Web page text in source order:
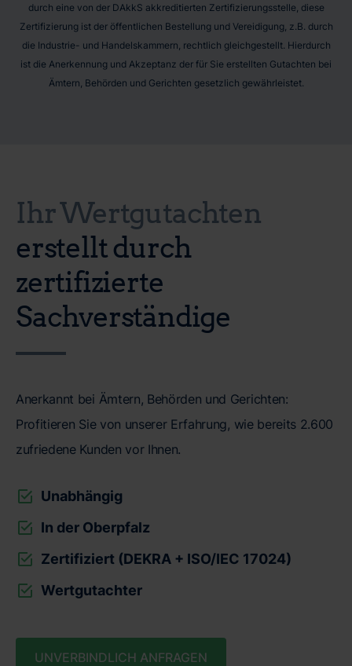
durch eine von der DAkkS akkreditierten Zertifizierungsstelle, diese
Zertifizierung ist der öffentlichen Bestellung und Vereidigung, z.B. durch
die Industrie- und Handelskammern, rechtlich gleichgestellt. Hierdurch
ist die Anerkennung und Akzeptanz der für Sie erstellten Gutachten bei
Ämtern, Behörden und Gerichten gesetzlich gewährleistet.
Ihr Wertgutachten
erstellt durch
zertifizierte
Sachverständige
Anerkannt bei Ämtern, Behörden und Gerichten:
Profitieren Sie von unserer Erfahrung, wie bereits 2.600
zufriedene Kunden vor Ihnen.
Unabhängig
In der Oberpfalz
Zertifiziert (DEKRA + ISO/IEC 17024)
Wertgutachter
UNVERBINDLICH ANFRAGEN